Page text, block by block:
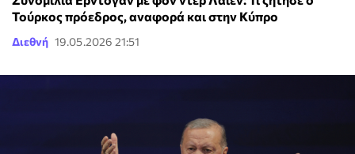
Τούρκος πρόεδρος, αναφορά και στην Κύπρο
Διεθνή 19.05.2026 21:51